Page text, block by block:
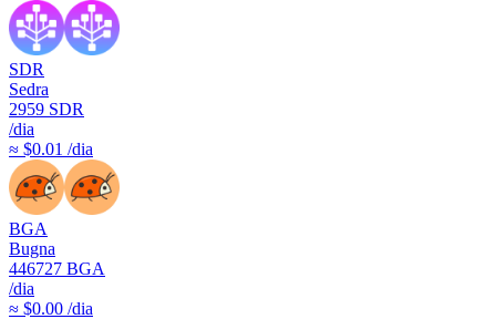
SDR
Sedra
2959 SDR
/dia
≈ $0.01 /dia
BGA
Bugna
446727 BGA
/dia
≈ $0.00 /dia